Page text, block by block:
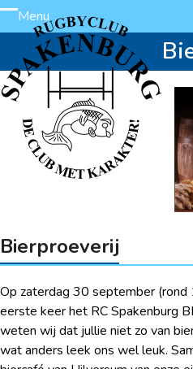
Skip
to
content
Menu
Open
mobile
menu
Close
mobile
menu
Bierproeverij
Op zaterdag 30 september
eerste keer het RC Spakenburg
weten wij dat jullie niet zo van
wat anders leek ons wel leuk.